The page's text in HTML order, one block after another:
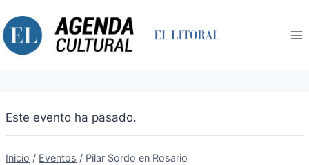
al
contenido
Este evento ha pasado.
Inicio / Eventos / Pilar Sordo en Rosario